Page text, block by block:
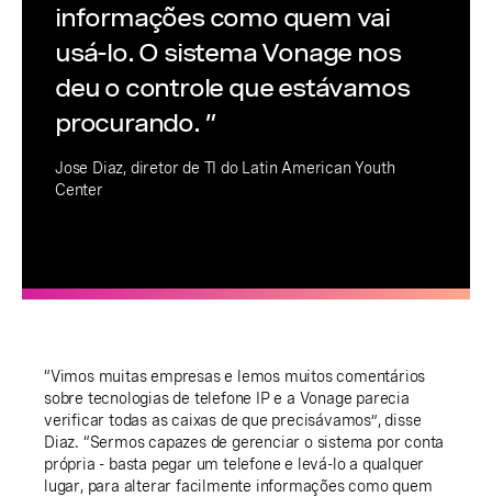
informações como quem vai
usá-lo. O sistema Vonage nos
deu o controle que estávamos
procurando. ”
Jose Diaz, diretor de TI do Latin American Youth
Center
“Vimos muitas empresas e lemos muitos comentários
sobre tecnologias de telefone IP e a Vonage parecia
verificar todas as caixas de que precisávamos”, disse
Diaz. “Sermos capazes de gerenciar o sistema por conta
própria - basta pegar um telefone e levá-lo a qualquer
lugar, para alterar facilmente informações como quem